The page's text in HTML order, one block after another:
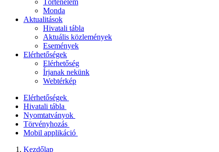
Történelem
Monda
Aktualitások
Hivatali tábla
Aktuális közlemények
Események
Elérhetőségek
Elérhetőség
Írjanak nekünk
Webtérkép
Elérhetőségek
Hivatali tábla
Nyomtatványok
Törvényhozás
Mobil applikáció
Kezdőlap